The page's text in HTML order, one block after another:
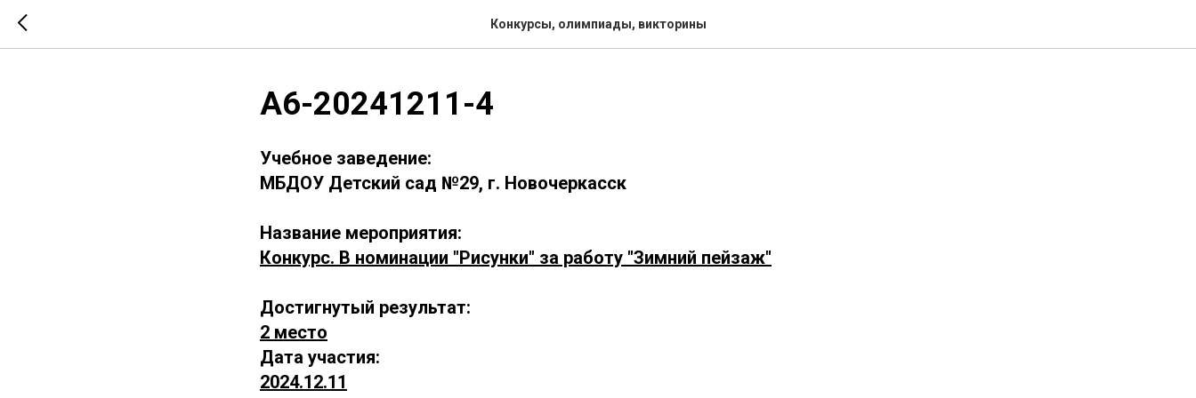
Конкурсы, олимпиады, викторины
А6-20241211-4
Учебное заведение:
МБДОУ Детский сад №29, г. Новочеркасск
Название мероприятия:
Конкурс. В номинации "Рисунки" за работу "Зимний пейзаж"
Достигнутый результат:
2 место
Дата участия:
2024.12.11